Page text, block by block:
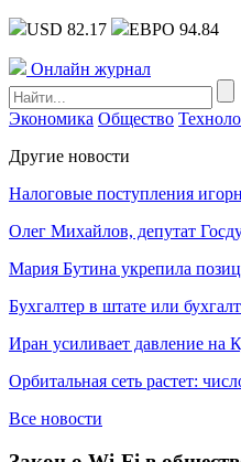
USD 82.17 ЕВРО 94.84
Онлайн журнал
Экономика Общество
Другие новости
Налоговые поступления
Олег Михайлов, депутат
Мария Бутина укрепила
Бухгалтер в штате или
Иран усиливает давление на
Орбитальная сеть растет:
Все новости